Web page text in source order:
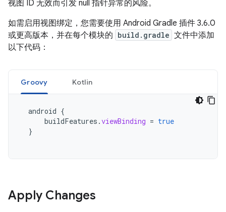
视图 ID 无效而引发 null 指针异常的风险。
如需启用视图绑定，您需要使用 Android Gradle 插件 3.6.0
或更高版本，并在每个模块的 build.gradle 文件中添加
以下代码：
Groovy Kotlin
android {
buildFeatures .viewBinding = true
}
Apply Changes